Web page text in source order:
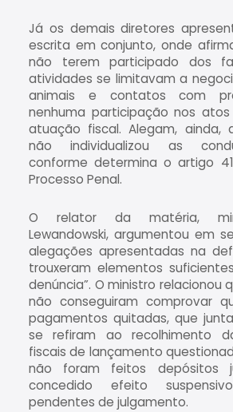
Já os demais diretores
escrita em conjunto, onde
não terem participado dos
atividades se limitavam a
animais e contatos com
nenhuma participação nos
atuação fiscal. Alegam, ainda,
não individualizou as
conforme determina o artigo
Processo Penal.
O relator da matéria,
Lewandowski, argumentou em
alegações apresentadas na
trouxeram elementos
denúncia”. O ministro relacionou
não conseguiram comprovar
pagamentos quitadas, que
se refiram ao recolhimento
fiscais de lançamento
não foram feitos depósitos
concedido efeito
pendentes de julgamento.